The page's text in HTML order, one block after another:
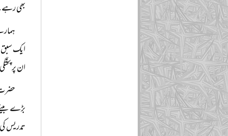
بھی
ایک
ان پر
بڑے
تدریس